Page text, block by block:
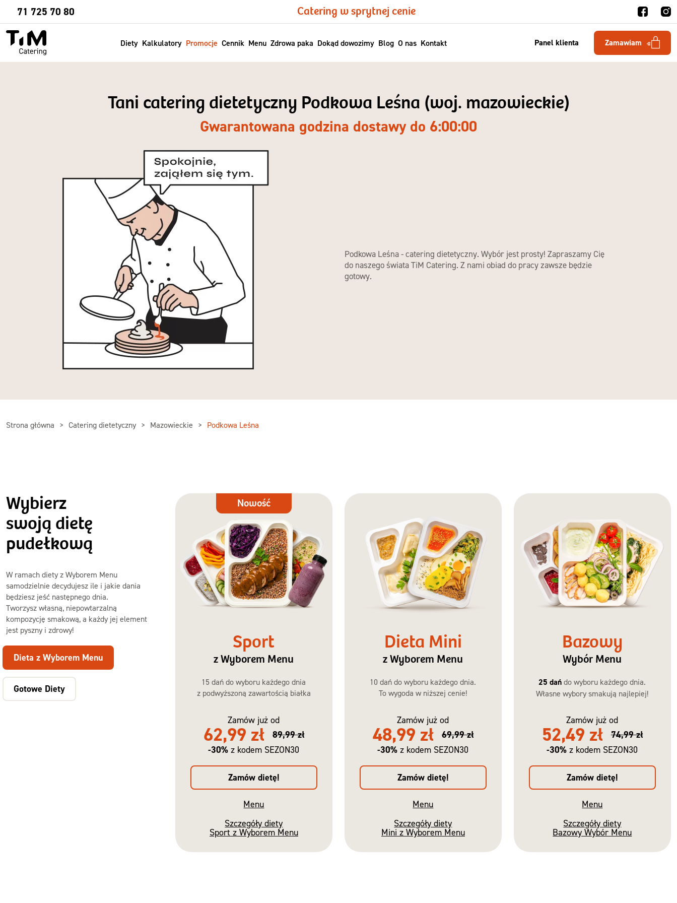
71 725 70 80 Catering w sprytnej cenie
Panel klienta Zamawiam
Diety Kalkulatory Promocje Cennik Menu Zdrowa paka Dokąd dowozimy Blog O nas Kontakt
Sprawdź
Tani catering dietetyczny Podkowa Leśna (woj. mazowieckie)
Gwarantowana godzina dostawy do 6:00:00
Podkowa Leśna - catering dietetyczny. Wybór jest prosty! Zapraszamy Cię
do naszego świata TiM Catering. Z nami obiad do pracy zawsze będzie
gotowy.
Strona główna Catering dietetyczny Mazowieckie Podkowa Leśna
Wybierz
swoją dietę
pudełkową
W ramach diety z Wyborem Menu
samodzielnie decydujesz ile i jakie dania
będziesz jeść następnego dnia.
Tworzysz własną, niepowtarzalną
kompozycję smakową, a każdy jej element
jest pyszny i zdrowy!
Dieta z Wyborem Menu
Gotowe Diety
Dieta
Nowość
Sport
z Wyborem Menu
15 dań do wyboru każdego dnia
z podwyższoną zawartością białka
Zamów już od
62,99 zł
89,99 zł
-30% z kodem SEZON30
Zamów dietę!
Menu
Szczegóły diety
Sport z Wyborem Menu
Dieta Mini
z Wyborem Menu
10 dań do wyboru każdego dnia.
To wygoda w niższej cenie!
Zamów już od
48,99 zł
69,99 zł
-30% z kodem SEZON30
Zamów dietę!
Menu
Szczegóły diety
Mini z Wyborem Menu
Bazowy
Wybór Menu
25 dań do wyboru każdego dnia.
Własne wybory smakują najlepiej!
Zamów już od
52,49 zł
74,99 zł
-30% z kodem SEZON30
Zamów dietę!
Menu
Szczegóły diety
Bazowy Wybór Menu